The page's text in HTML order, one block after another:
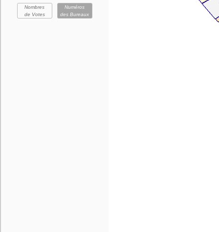
Nombres
de Votes
Numéros
des Bureaux